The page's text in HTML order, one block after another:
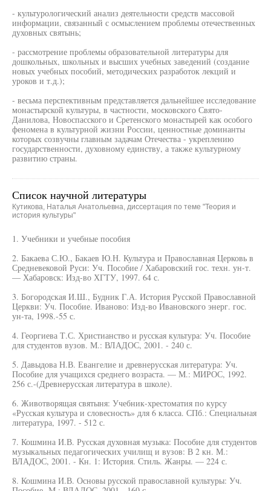
- культурологический анализ деятельности средств массовой
информации, связанный с осмыслением проблемы отечественных
духовных святынь;
- рассмотрение проблемы образовательной литературы для
дошкольных, школьных и высших учебных заведений (создание
новых учебных пособий, методических разработок лекций и
уроков и т.д.);
- весьма перспективным представляется дальнейшее исследование
монастырской культуры, в частности, московского Свято-
Данилова, Новоспасского и Сретенского монастырей как особого
феномена в культурной жизни России, ценностные доминанты
которых созвучны главным задачам Отечества - укреплению
государственности, духовному единству, а также культурному
развитию страны.
Список научной литературы
Кутикова, Наталья Анатольевна, диссертация по теме "Теория и
история культуры"
1. Учебники и учебные пособия
2. Бакаева С.Ю., Бакаев Ю.Н. Культура и Православная Церковь в
Средневековой Руси: Уч. Пособие / Хабаровский гос. техн. ун-т.
— Хабаровск: Изд-во ХГТУ, 1997. 64 с.
3. Богородская И.Ш., Будник Г.А. История Русской Православной
Церкви: Уч. Пособие. Иваново: Изд-во Ивановского энерг. гос.
ун-та, 1998.-55 с.
4. Георгиева Т.С. Христианство и русская культура: Уч. Пособие
для студентов вузов. М.: ВЛАДОС, 2001. - 240 с.
5. Давыдова Н.В. Евангелие и древнерусская литература: Уч.
Пособие для учащихся среднего возраста. — М.: МИРОС, 1992.
256 с.-(Древнерусская литература в школе).
6. Животворящая святыня: Учебник-хрестоматия по курсу
«Русская культура и словесность» для 6 класса. СПб.: Специальная
литература, 1997. - 512 с.
7. Кошмина И.В. Русская духовная музыка: Пособие для студентов
музыкальных педагогических училищ и вузов: В 2 кн. М.:
ВЛАДОС, 2001. - Кн. 1: История. Стиль. Жанры. — 224 с.
8. Кошмина И.В. Основы русской православной культуры: Уч.